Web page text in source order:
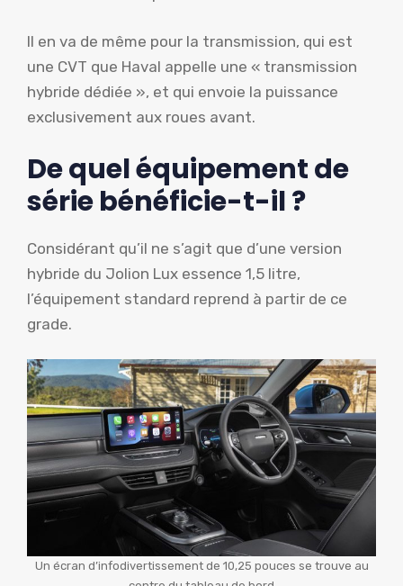
Il en va de même pour la transmission, qui est
une CVT que Haval appelle une « transmission
hybride dédiée », et qui envoie la puissance
exclusivement aux roues avant.
De quel équipement de
série bénéficie-t-il ?
Considérant qu’il ne s’agit que d’une version
hybride du Jolion Lux essence 1,5 litre,
l’équipement standard reprend à partir de ce
grade.
Un écran d’infodivertissement de 10,25 pouces se trouve au